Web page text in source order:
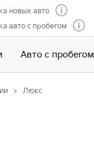
новых авто
авто с пробегом
Авто с пробегом
Люкс